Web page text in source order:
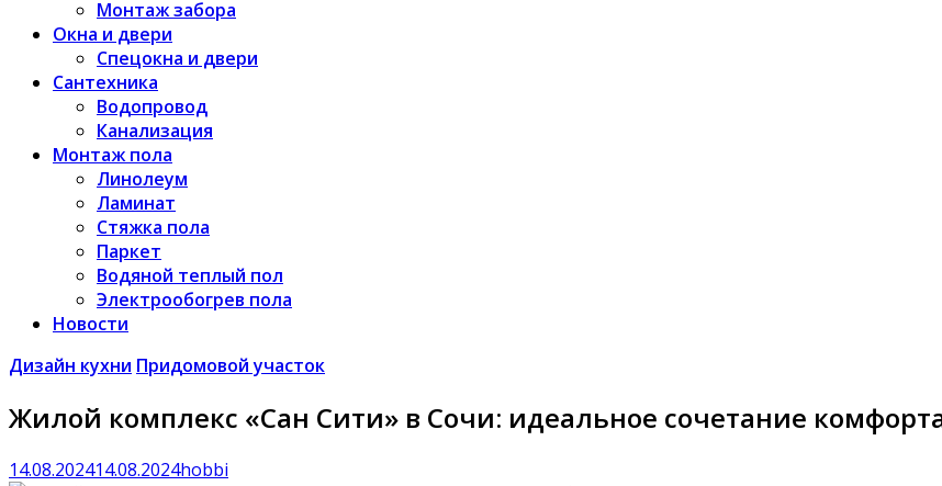
Монтаж забора
Окна и двери
Спецокна и двери
Сантехника
Водопровод
Канализация
Монтаж пола
Линолеум
Ламинат
Стяжка пола
Паркет
Водяной теплый пол
Электрообогрев пола
Новости
Дизайн кухни Придомовой участок
Жилой комплекс «Сан Сити» в Сочи: идеальное сочетание
14.08.202414.08.2024hobbi